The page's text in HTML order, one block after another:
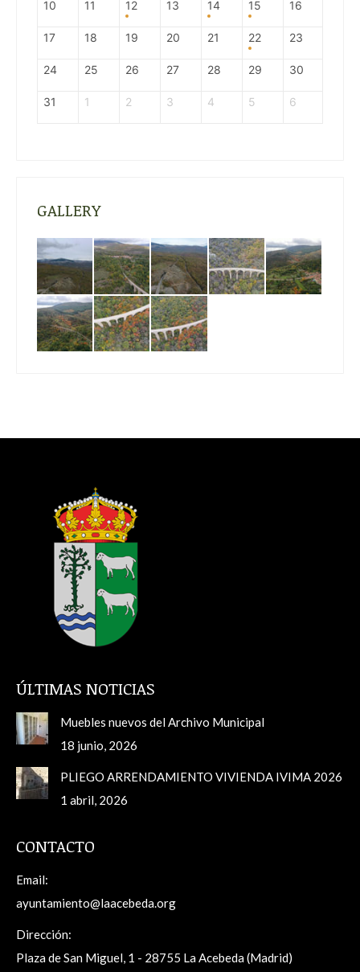
10 11 12 13 14 15 16
17 18 19 20 21 22 23
24 25 26 27 28 29 30
31 1 2 3 4 5 6
GALLERY
ÚLTIMAS NOTICIAS
Muebles nuevos del Archivo Municipal
18 junio, 2026
PLIEGO ARRENDAMIENTO VIVIENDA IVIMA 2026
1 abril, 2026
CONTACTO
Email:
ayuntamiento@laacebeda.org
Dirección:
Plaza de San Miguel, 1 - 28755 La Acebeda (Madrid)